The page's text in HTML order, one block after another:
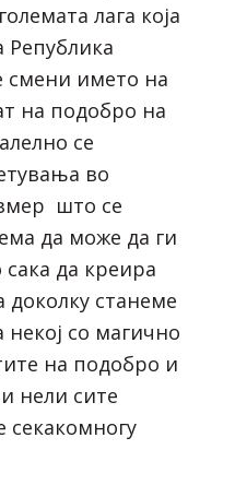
лага која
Република
смени името на
на подобро на
се
во
што се
да може да ги
да креира
доколку станеме
некој со магично
на подобро и
нели сите
секакомногу